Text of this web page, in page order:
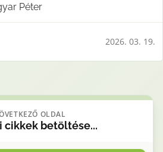
Péter
2026. 03. 19.
OLDAL
cikkekbetöltése...